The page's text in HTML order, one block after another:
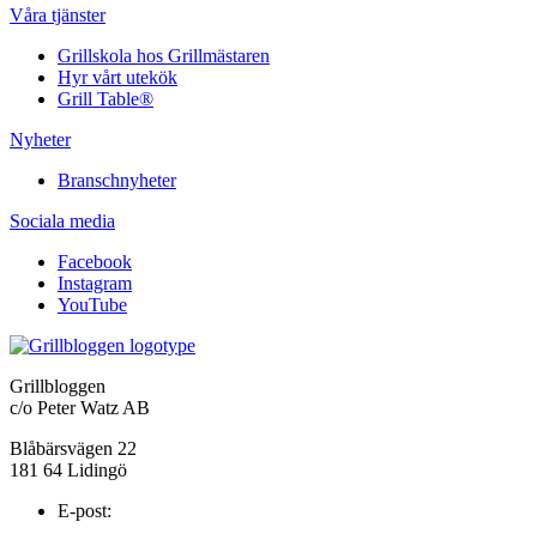
Våra tjänster
Grillskola hos Grillmästaren
Hyr vårt utekök
Grill Table®
Nyheter
Branschnyheter
Sociala media
Facebook
Instagram
YouTube
Grillbloggen
c/o Peter Watz AB
Blåbärsvägen 22
181 64 Lidingö
E-post: